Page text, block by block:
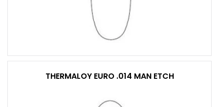
THERMALOY EURO .014 MAN ETCH